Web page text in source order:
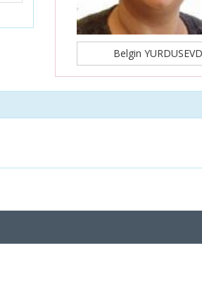
Belgin